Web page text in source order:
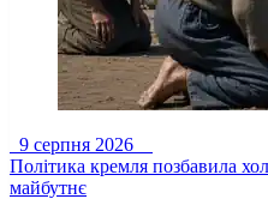
9 серпня 2026
Політика кремля позбавила
майбутнє